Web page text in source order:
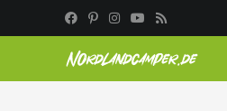
Inhalt